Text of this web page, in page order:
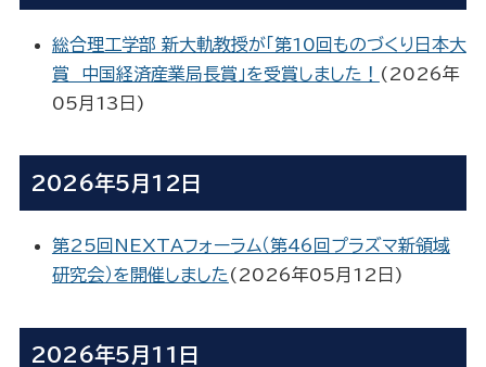
総合理工学部 新大軌教授が「第10回ものづくり日本大
賞 中国経済産業局長賞」を受賞しました！ ( 2026年
05月13日 )
2026年5月12日
第25回NEXTAフォーラム（第46回プラズマ新領域
研究会）を開催しました ( 2026年05月12日 )
2026年5月11日